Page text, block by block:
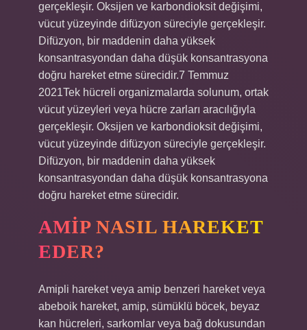
gerçekleşir. Oksijen ve karbondioksit değişimi,
vücut yüzeyinde difüzyon süreciyle gerçekleşir.
Difüzyon, bir maddenin daha yüksek
konsantrasyondan daha düşük konsantrasyona
doğru hareket etme sürecidir.7 Temmuz
2021Tek hücreli organizmalarda solunum, ortak
vücut yüzeyleri veya hücre zarları aracılığıyla
gerçekleşir. Oksijen ve karbondioksit değişimi,
vücut yüzeyinde difüzyon süreciyle gerçekleşir.
Difüzyon, bir maddenin daha yüksek
konsantrasyondan daha düşük konsantrasyona
doğru hareket etme sürecidir.
AMIP NASIL HAREKET
EDER?
Amipli hareket veya amip benzeri hareket veya
abeboik hareket, amip, sümüklü böcek, beyaz
kan hücreleri, sarkomlar veya bağ dokusundan